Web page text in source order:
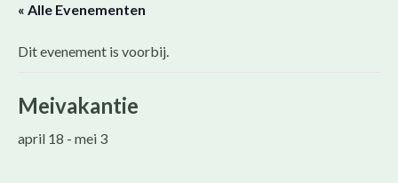
« Alle Evenementen
Dit evenement is voorbij.
Meivakantie
april 18 - mei 3